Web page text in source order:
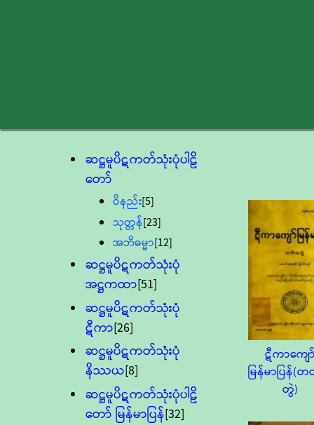
ဆဋ္ဌမူပိဋကတ်သုံးပုံပါဠိ
တော်
ဝိနည်း[5]
သုတ္တန်[23]
အဘိဓမ္မာ[12]
ဆဋ္ဌမူပိဋကတ်သုံးပုံ
အဋ္ဌကထာ[51]
ဆဋ္ဌမူပိဋကတ်သုံးပုံ
ဋီကာ[26]
ဆဋ္ဌမူပိဋကတ်သုံးပုံ
နိဿယ[8]
ဆဋ္ဌမူပိဋကတ်သုံးပုံပါဠိ
တော် မြန်မာပြန်[32]
ဋီကာကျေ
မြန်မာပြန်
တွဲ)